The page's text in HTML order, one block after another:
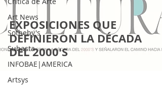
Art News
Sotheby's
Subasta
INFOBAE|AMERICA
Artsys
EXPOSICIONES QUE
DEFINIERON LA DÉCADA
DEL 2000'S